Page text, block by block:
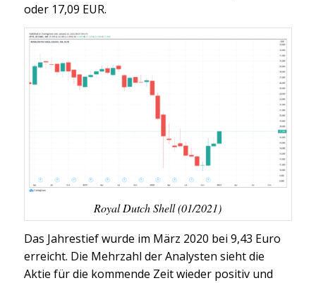
oder 17,09 EUR.
Royal Dutch Shell (01/2021)
Das Jahrestief wurde im März 2020 bei 9,43 Euro
erreicht. Die Mehrzahl der Analysten sieht die
Aktie für die kommende Zeit wieder positiv und